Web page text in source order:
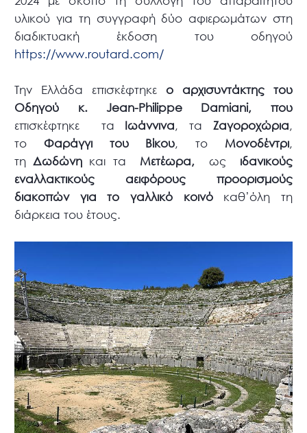
υλικού για τη συγγραφή δύο αφιερωμάτων στη
διαδικτυακή έκδοση του οδηγού
https://www.routard.com/
Την Ελλάδα επισκέφτηκε ο αρχισυντάκτης του
Οδηγού κ. Jean-Philippe Damiani, που
επισκέφτηκε τα Ιωάννινα, τα Ζαγοροχώρια,
το Φαράγγι του Βίκου, το Μονοδέντρι,
τη Δωδώνη και τα Μετέωρα, ως ιδανικούς
εναλλακτικούς αειφόρους προορισμούς
διακοπών για το γαλλικό κοινό
καθ’όλη τη
διάρκεια του έτους.